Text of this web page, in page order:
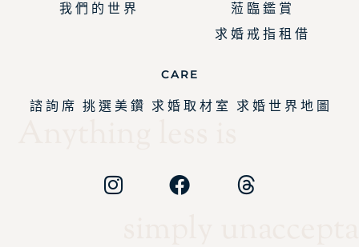
我 們 的 世 界
蒞 臨 鑑 賞
求 婚 戒 指 租 借
CARE
諮 詢 席 挑 選 美 鑽 求 婚 取 材 室 求 婚 世 界 地 圖